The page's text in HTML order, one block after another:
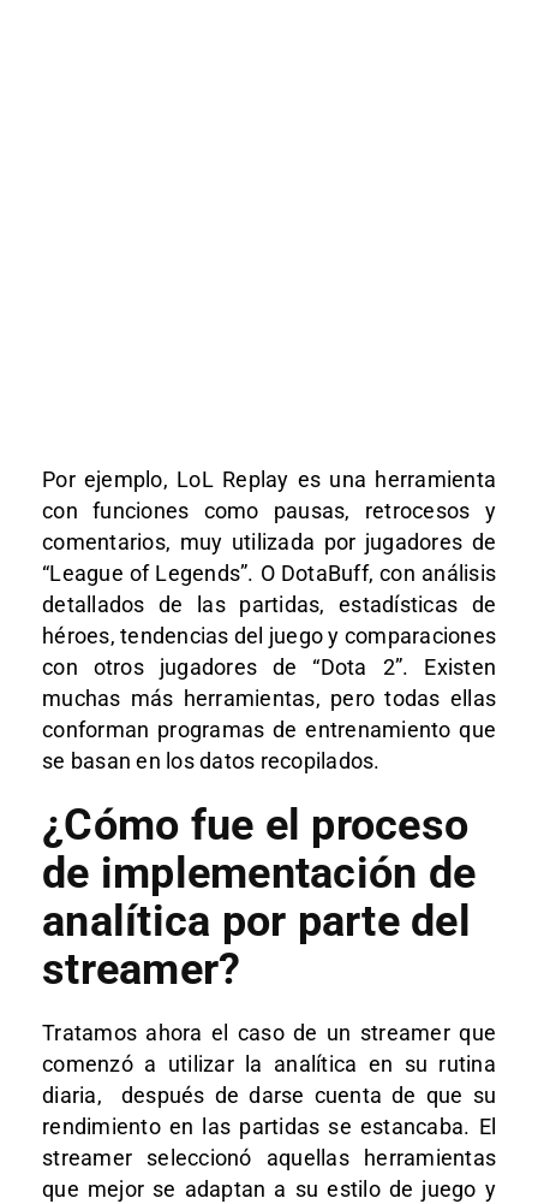
Por ejemplo, LoL Replay es una herramienta
con funciones como pausas, retrocesos y
comentarios, muy utilizada por jugadores de
“League of Legends”. O DotaBuff, con análisis
detallados de las partidas, estadísticas de
héroes, tendencias del juego y comparaciones
con otros jugadores de “Dota 2”. Existen
muchas más herramientas, pero todas ellas
conforman programas de entrenamiento que
se basan en los datos recopilados.
¿Cómo fue el proceso
de implementación de
analítica por parte del
streamer?
Tratamos ahora el caso de un streamer que
comenzó a utilizar la analítica en su rutina
diaria, después de darse cuenta de que su
rendimiento en las partidas se estancaba. El
streamer seleccionó aquellas herramientas
que mejor se adaptan a su estilo de juego y